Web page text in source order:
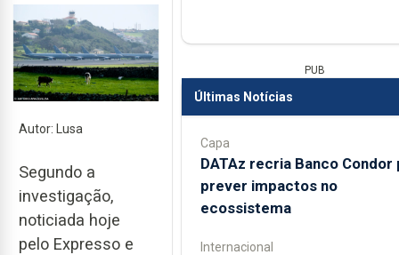
Autor: Lusa
Segundo a
investigação,
noticiada hoje
pelo Expresso e
PUB
Últimas Notícias
Capa
DATAz recria Banco Condor
prever impactos no
ecossistema
Internacional